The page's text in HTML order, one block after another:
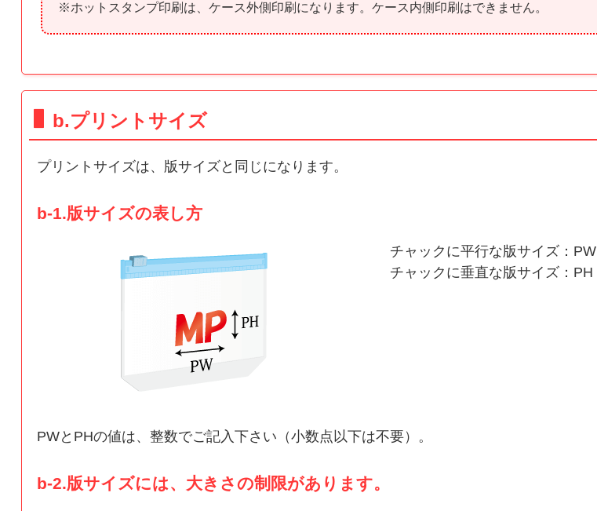
※ホットスタンプ印刷は、ケース外側印刷になります。ケース内側印刷はできません。
b.プリントサイズ
プリントサイズは、版サイズと同じになります。
b-1.版サイズの表し方
チャックに平行な版サイズ：PW
チャックに垂直な版サイズ：PH
PWとPHの値は、整数でご記入下さい（小数点以下は不要）。
b-2.版サイズには、大きさの制限があります。